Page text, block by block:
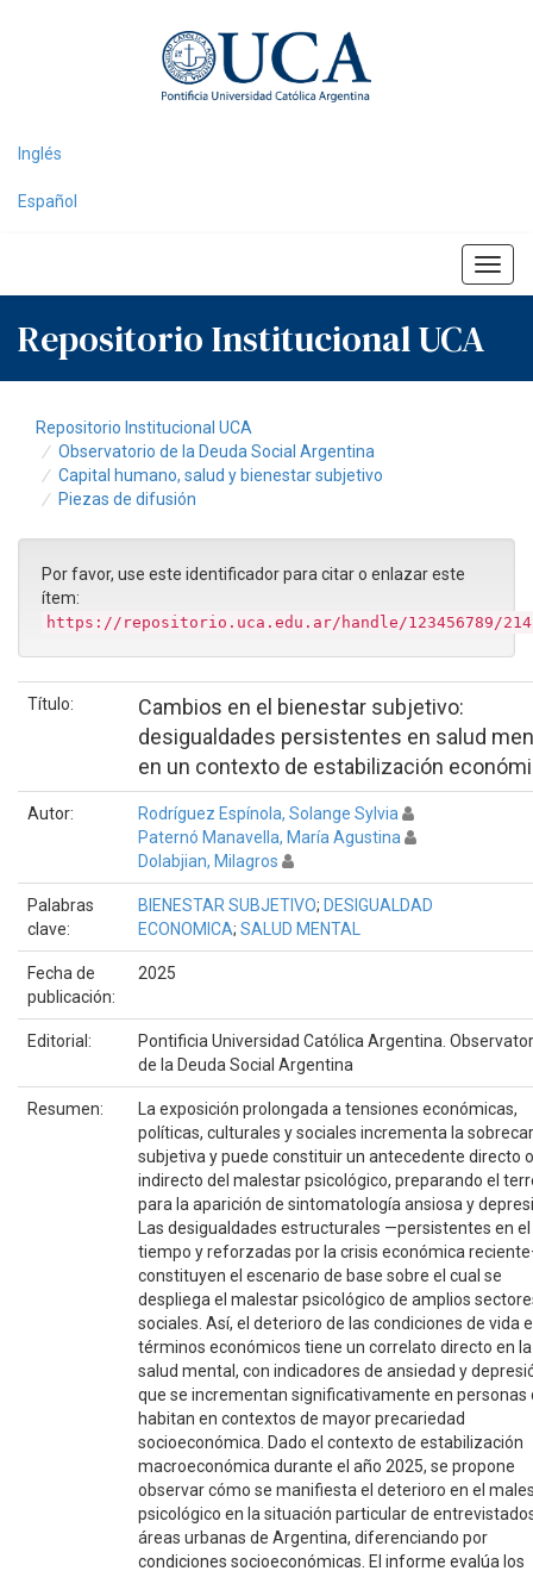
Inglés
Español
Repositorio Institucional UCA
Repositorio Institucional UCA
Observatorio de la Deuda Social Argentina
Capital humano, salud y bienestar subjetivo
Piezas de difusión
Por favor, use este identificador para citar o enlazar este
ítem:
https://repositorio.uca.edu.ar/handle/123456789/
Título:
Cambios en el bienestar subjetivo:
desigualdades persistentes en salud
en un contexto de estabilización
Autor:
Rodríguez Espínola, Solange Sylvia
Paternó Manavella, María Agustina
Dolabjian, Milagros
Palabras
clave:
BIENESTAR SUBJETIVO; DESIGUALDAD
ECONOMICA; SALUD MENTAL
Fecha de
publicación:
2025
Editorial:
Pontificia Universidad Católica Argentina.
de la Deuda Social Argentina
Resumen:
La exposición prolongada a tensiones económicas,
políticas, culturales y sociales incrementa la
subjetiva y puede constituir un antecedente directo o
indirecto del malestar psicológico, preparando el
para la aparición de sintomatología ansiosa y
Las desigualdades estructurales —persistentes en el
tiempo y reforzadas por la crisis económica
constituyen el escenario de base sobre el cual se
despliega el malestar psicológico de amplios
sociales. Así, el deterioro de las condiciones de vida
términos económicos tiene un correlato directo en la
salud mental, con indicadores de ansiedad y
que se incrementan significativamente en personas
habitan en contextos de mayor precariedad
socioeconómica. Dado el contexto de estabilización
macroeconómica durante el año 2025, se propone
observar cómo se manifiesta el deterioro en el
psicológico en la situación particular de
áreas urbanas de Argentina, diferenciando por
condiciones socioeconómicas. El informe evalúa los